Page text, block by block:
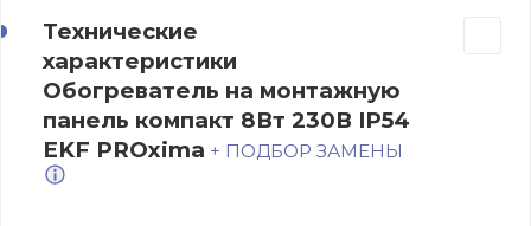
Технические
характеристики
Обогреватель на монтажную
панель компакт 8Вт 230В IP54
EKF PROxima + ПОДБОР ЗАМЕНЫ